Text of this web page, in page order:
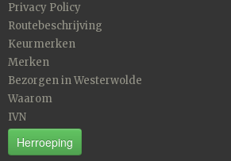
Privacy Policy
Routebeschrijving
Keurmerken
Merken
Bezorgen in Westerwolde
Waarom
IVN
Herroeping